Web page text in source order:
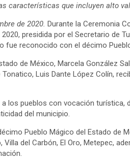
características que incluyen alto
de 2020. Durante la Ceremonia
presidida por el Secretario de
fue reconocido con el décimo
de México, Marcela González
Luis Dante López Colín,
los pueblos con vocación turística,
del municipio.
Pueblo Mágico del Estado de
del Carbón, El Oro, Metepec,